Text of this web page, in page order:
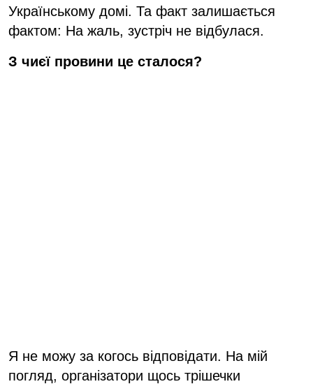
Українському домі. Та факт залишається
фактом: На жаль, зустріч не відбулася.
З чиєї провини це сталося?
Я не можу за когось відповідати. На мій
погляд, організатори щось трішечки